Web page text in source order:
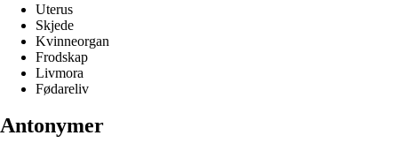
Uterus
Skjede
Kvinneorgan
Frodskap
Livmora
Fødareliv
Antonymer